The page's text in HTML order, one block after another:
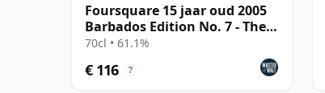
Foursquare 15 jaar oud 2005
Barbados Edition No. 7 - The
Colours of Ru Dark Rum
70cl • 61.1%
€ 116 ?